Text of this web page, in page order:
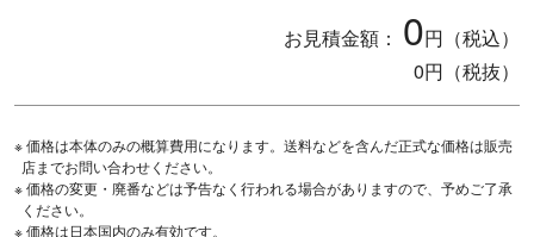
お見積金額： 0円（税込）
0円（税抜）
※ 価格は本体のみの概算費用になります。送料などを含んだ正式な価格は販売
店までお問い合わせください。
※ 価格の変更・廃番などは予告なく行われる場合がありますので、予めご了承
ください。
※ 価格は日本国内のみ有効です。